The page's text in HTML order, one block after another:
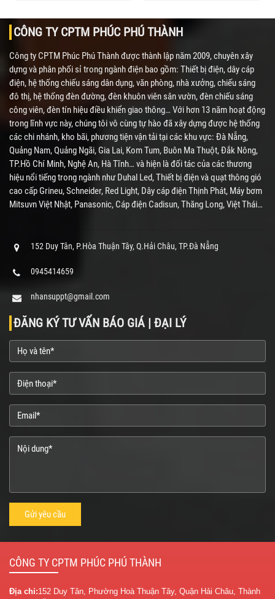
CÔNG TY CPTM PHÚC PHÚ THÀNH
Công ty CPTM Phúc Phú Thành được thành lập năm 2009, chuyên xây
dựng và phân phối sỉ trong ngành điện bao gồm: Thiết bị điện, dây cáp
điện, hệ thống chiếu sáng dân dụng, văn phòng, nhà xưởng, chiếu sáng
đô thị, hệ thống đèn đường, đèn khuôn viên sân vườn, đèn chiếu sáng
công viên, đèn tín hiệu điều khiển giao thông… Với hơn 13 năm hoạt động
trong lĩnh vực này, chúng tôi vô cùng tự hào đã xây dựng được hệ thống
các chi nhánh, kho bãi, phương tiện vận tải tại các khu vực: Đà Nẵng,
Quảng Nam, Quảng Ngãi, Gia Lai, Kom Tum, Buôn Ma Thuột, Đắk Nông,
TP.Hồ Chí Minh, Nghệ An, Hà Tĩnh… và hiện là đối tác của các thương
hiệu nổi tiếng trong ngành như Duhal Led, Thiết bị điện và quạt thông gió
cao cấp Grineu, Schneider, Red Light, Dây cáp điện Thịnh Phát, Máy bơm
Mitsuvn Việt Nhật, Panasonic, Cáp điện Cadisun, Thăng Long, Việt Thái…
152 Duy Tân, P.Hòa Thuận Tây, Q.Hải Châu, TP.Đà Nẵng
0945414659
nhansuppt@gmail.com
ĐĂNG KÝ TƯ VẤN BÁO GIÁ | ĐẠI LÝ
CÔNG TY CPTM PHÚC PHÚ THÀNH
Địa chỉ:152 Duy Tân, Phường Hoà Thuận Tây, Quận Hải Châu, Thành